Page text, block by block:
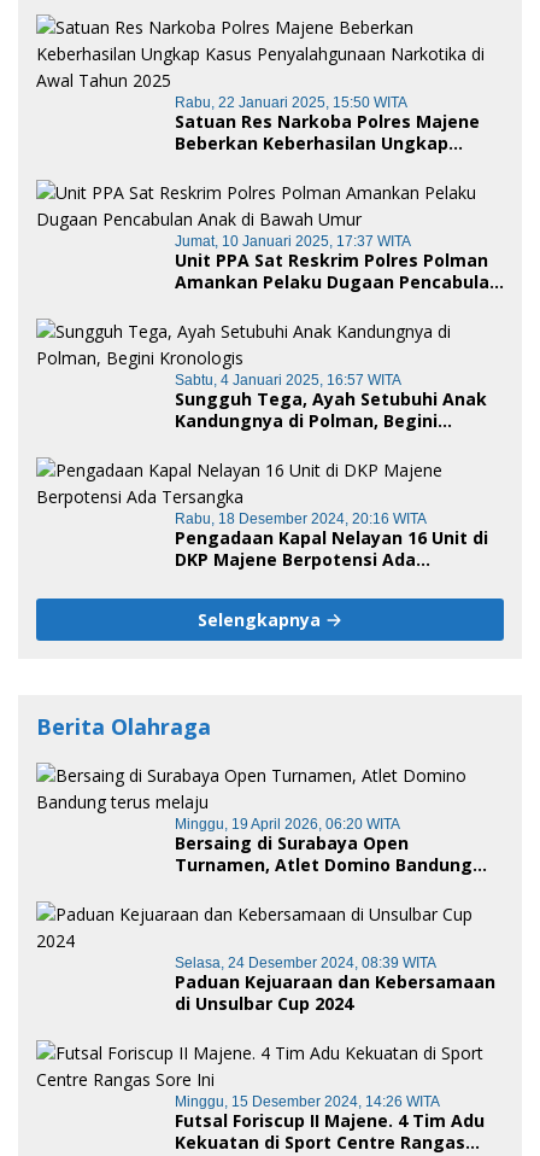
Dua Pelaku Diamankan
Rabu, 22 Januari 2025, 15:50 WITA
Satuan Res Narkoba Polres Majene
Beberkan Keberhasilan Ungkap
Awal Tahun 2025
Jumat, 10 Januari 2025, 17:37 WITA
Unit PPA Sat Reskrim Polres Polman
Amankan Pelaku Dugaan Pencabulan
Sabtu, 4 Januari 2025, 16:57 WITA
Sungguh Tega, Ayah Setubuhi Anak
Kandungnya di Polman, Begini
Rabu, 18 Desember 2024, 20:16 WITA
Pengadaan Kapal Nelayan 16 Unit di
DKP Majene Berpotensi Ada
Selengkapnya
Berita Olahraga
Minggu, 19 April 2026, 06:20 WITA
Bersaing di Surabaya Open
Turnamen, Atlet Domino Bandung
Selasa, 24 Desember 2024, 08:39 WITA
Paduan Kejuaraan dan Kebersamaan
di Unsulbar Cup 2024
Minggu, 15 Desember 2024, 14:26 WITA
Futsal Foriscup II Majene. 4 Tim Adu
Kekuatan di Sport Centre Rangas